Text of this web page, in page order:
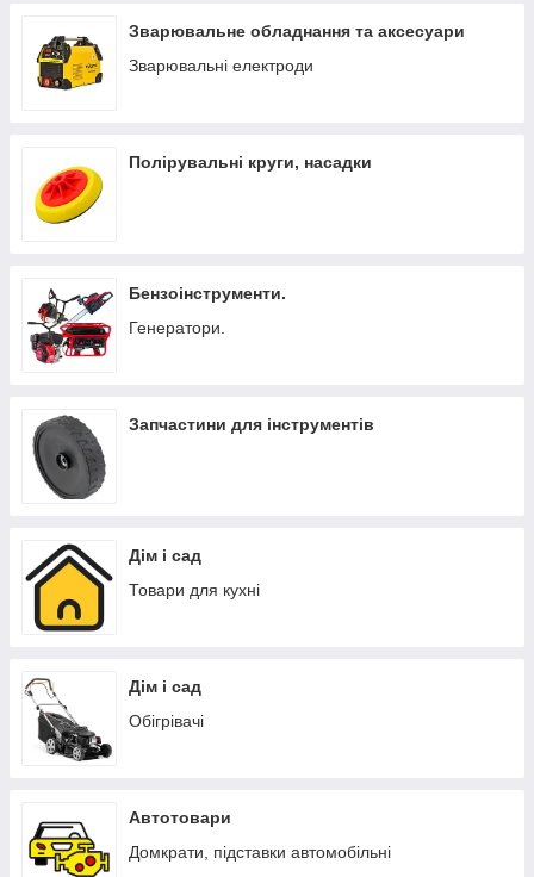
Зварювальне обладнання та аксесуари
Зварювальні електроди
Полірувальні круги, насадки
Бензоінструменти.
Генератори.
Запчастини для інструментів
Дім і сад
Товари для кухні
Дім і сад
Обігрівачі
Автотовари
Домкрати, підставки автомобільні